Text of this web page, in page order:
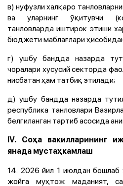
в) нуфузли халқаро
ва уларнинг ўқитувчи
танловларда иштирок этиши
бюджети маблағлари
г) ушбу бандда назарда
чоралари хусусий секторда
нисбатан ҳам татбиқ этилади;
д) ушбу бандда назарда
республика танловлари
белгиланган тартиб асосида
IV. Соҳа вакилларининг
янада мустаҳкамлаш
14. 2026 йил 1 июлдан
жойга муҳтож маданият,